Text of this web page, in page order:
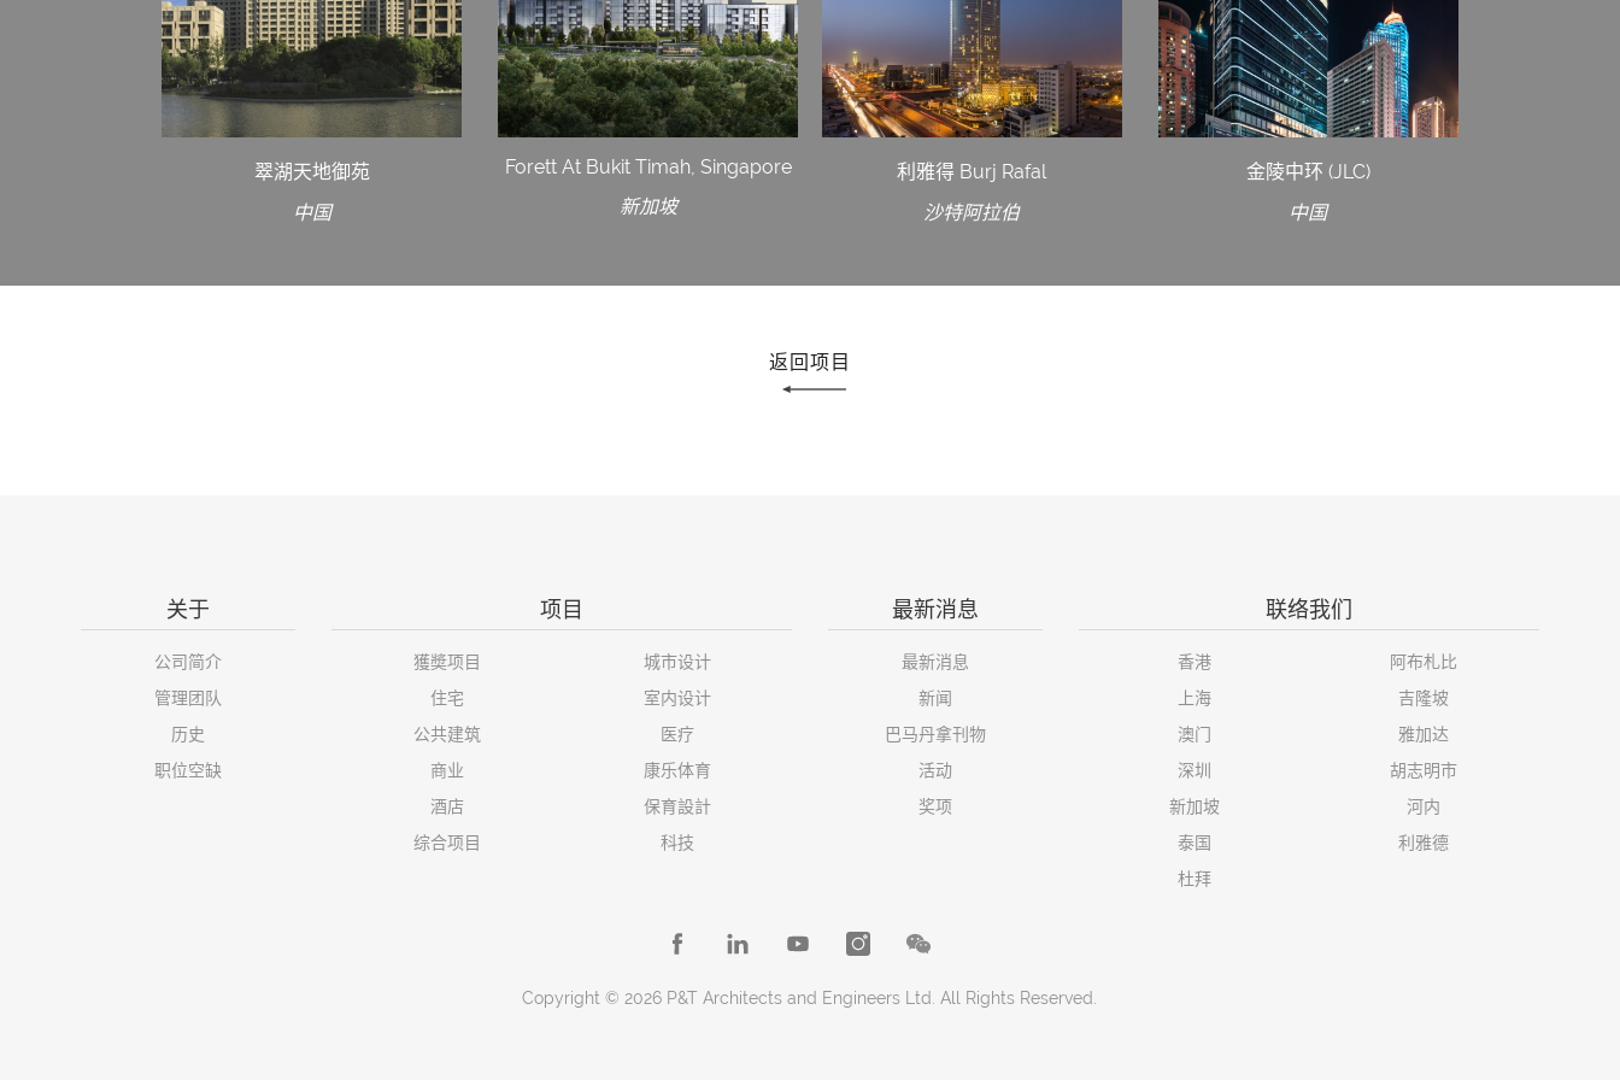
翠湖天地御苑
中国
Forett At Bukit Timah, Singapore
新加坡
利雅得 Burj Rafal
沙特阿拉伯
金陵中环 (JLC)
中国
返回项目
关于
公司简介
管理团队
历史
职位空缺
项目
獲奬项目
住宅
公共建筑
商业
酒店
综合项目
城市设计
室内设计
医疗
康乐体育
保育設計
科技
最新消息
最新消息
新闻
巴马丹拿刊物
活动
奖项
联络我们
香港
上海
澳门
深圳
新加坡
泰国
杜拜
阿布札比
吉隆坡
雅加达
胡志明市
河内
利雅德
Copyright © 2026 P&T Architects and Engineers Ltd. All Rights Reserved.